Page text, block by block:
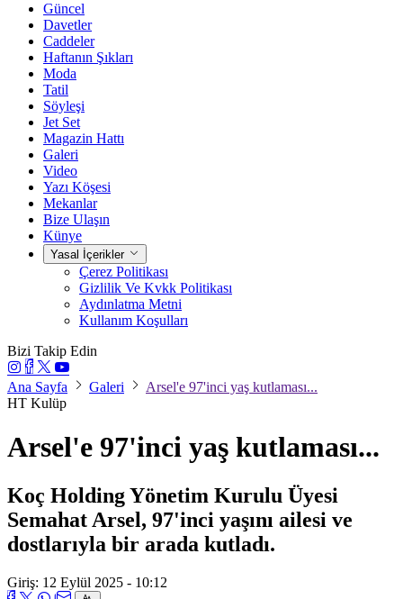
Güncel
Davetler
Caddeler
Haftanın Şıkları
Moda
Tatil
Söyleşi
Jet Set
Magazin Hattı
Galeri
Video
Yazı Köşesi
Mekanlar
Bize Ulaşın
Künye
Yasal İçerikler
Çerez Politikası
Gizlilik Ve Kvkk Politikası
Aydınlatma Metni
Kullanım Koşulları
Bizi Takip Edin
Ana Sayfa Galeri
Arsel'e 97'inci yaş kutlaması...
HT Kulüp
Arsel'e 97'inci yaş kutlaması...
Koç Holding Yönetim Kurulu Üyesi
Semahat Arsel, 97'inci yaşını ailesi ve
dostlarıyla bir arada kutladı.
Giriş: 12 Eylül 2025 - 10:12